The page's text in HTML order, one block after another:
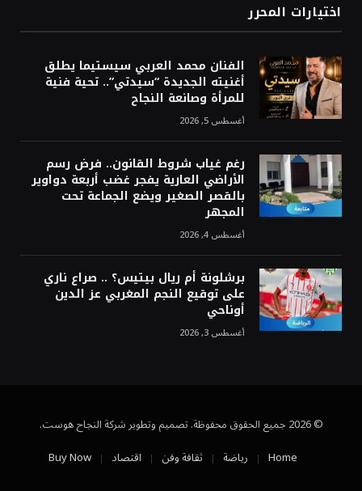
اختيارات المحرر
الفنان محمد العربي سيستيما يطلق
أغنيته الجديدة “سيدتي”.. تحية فنية
للمرأة وصانعة النجاح
أغسطس 5, 2026
رغم غياب شروط القانون.. فرض رسم
الأراضي العارية يفجر غضب أربعة دواوير
بالقصر الصغير ويضع الجماعة تحت
المجهر
أغسطس 4, 2026
برشلونة أم ريال بيتيس؟ .. صراع ناري
على توقيع النجم المغربي عز الدين
أوناحي
أغسطس 3, 2026
© 2026 جميع الحقوق محفوظة. تصميم وتطوير شركة النجاح هوست.
Home
رياضة ثقافة وفن اقتصاد Buy Now